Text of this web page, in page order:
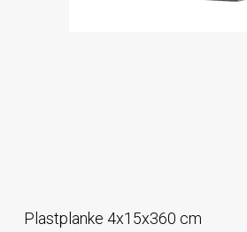
Plastplanke 4x15x360 cm